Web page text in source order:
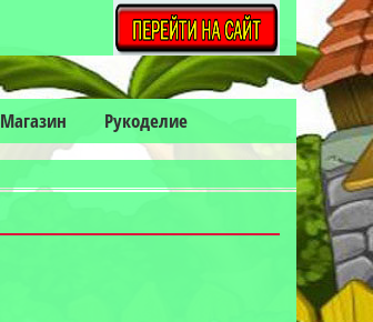
Магазин Рукоделие